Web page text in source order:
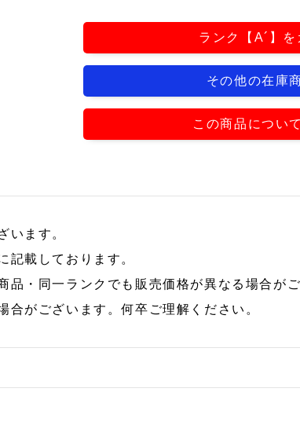
ランク【A´】
その他の在庫
この商品につい
います。
記載しております。
・同一ランクでも販売価格が異なる場合がご
合がございます。何卒ご理解ください。